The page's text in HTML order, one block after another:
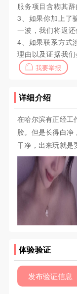
服务项目含糊其辞
3、如果你加上了
一波，我们将返
4、如果联系方式
理由以及证据我们
我要举报
详细介绍
在哈尔滨有正经工
脸。但是长得白净
干净，出来玩就是
体验验证
发布验证信息